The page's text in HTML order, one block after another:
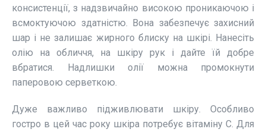
консистенції, з надзвичайно високою проникаючою і
всмоктуючою здатністю. Вона забезпечує захисний
шар і не залишає жирного блиску на шкірі. Нанесіть
олію на обличчя, на шкіру рук і дайте їй добре
вбратися. Надлишки олії можна промокнути
паперовою серветкою.
Дуже важливо підживлювати шкіру. Особливо
гостро в цей час року шкіра потребує вітаміну С. Для